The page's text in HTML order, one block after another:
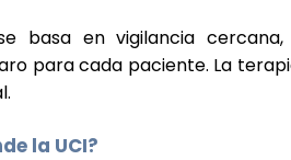
basa en vigilancia
para cada paciente. La
la UCI?